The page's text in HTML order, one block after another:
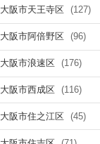
大阪市天王寺区 (127)
大阪市阿倍野区 (96)
大阪市浪速区 (176)
大阪市西成区 (116)
大阪市住之江区 (45)